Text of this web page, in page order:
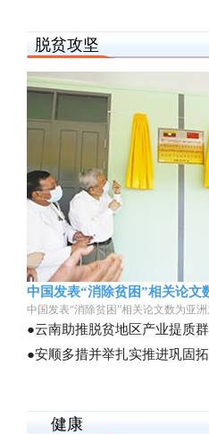
脱贫攻坚
中国发表“消除贫困”相关论文
中国发表“消除贫困”相关论文数为亚洲
●云南助推脱贫地区产业提质
●安顺多措并举扎实推进巩固
健康